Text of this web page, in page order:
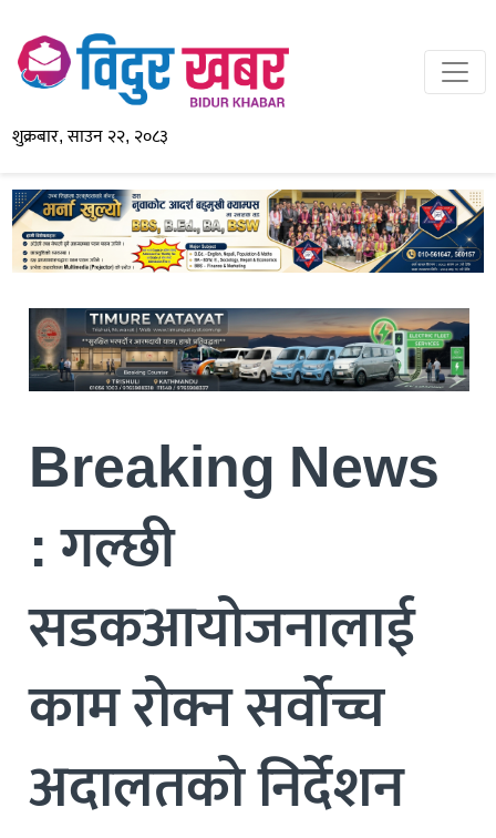
शुक्रबार, साउन २२, २०८३
Breaking News
: गल्छी
सडकआयोजनालाई
काम रोक्न सर्वाेच्च
अदालतको निर्देशन